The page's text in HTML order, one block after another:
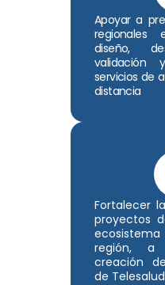
Apoyar a
regionales
diseño,
validación
servicios de
distancia
Fortalecer
proyectos
región,
creación
de